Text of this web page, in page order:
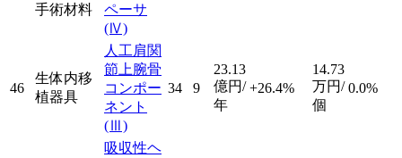
手術材料
ペーサ
(Ⅳ)
46
生体内移
植器具
人工肩関
節上腕骨
コンポー
ネント
(Ⅲ)
34 9
23.13
億円/
年
+26.4%
14.73
万円/
個
0.0%
吸収性ヘ